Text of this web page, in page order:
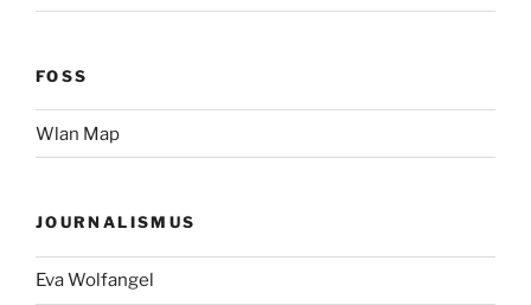
FOSS
Wlan Map
JOURNALISMUS
Eva Wolfangel